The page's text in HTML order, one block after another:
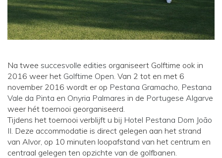
Na twee succesvolle edities organiseert Golftime ook in
2016 weer het Golftime Open . Van 2 tot en met 6
november 2016 wordt er op Pestana Gramacho Pestana
Vale da Pinta en Onyria Palmares in de Portugese Algarve
weer hét toernooi georganiseerd.
Tijdens het toernooi verblijft u bij Hotel Pestana Dom João
II . Deze accommodatie is direct gelegen aan het strand
van Alvor, op 10 minuten loopafstand van het centrum en
centraal gelegen ten opzichte van de golfbanen.